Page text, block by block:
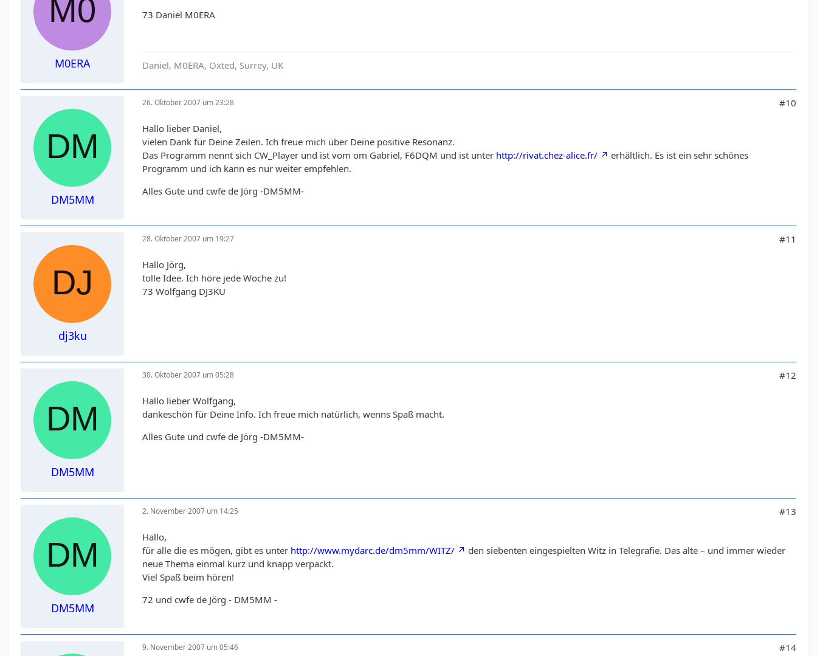
M0ERA
73 Daniel M0ERA
Daniel, M0ERA, Oxted, Surrey, UK
DM5MM
26. Oktober 2007 um 23:28 #10
Hallo lieber Daniel,
vielen Dank für Deine Zeilen. Ich freue mich über Deine positive Resonanz.
Das Programm nennt sich CW_Player und ist vom om Gabriel, F6DQM und ist unter http://rivat.chez-alice.fr/
erhältlich. Es ist ein sehr schönes
Programm und ich kann es nur weiter empfehlen.
Alles Gute und cwfe de Jörg -DM5MM-
dj3ku
28. Oktober 2007 um 19:27 #11
Hallo Jörg,
tolle Idee. Ich höre jede Woche zu!
73 Wolfgang DJ3KU
DM5MM
30. Oktober 2007 um 05:28 #12
Hallo lieber Wolfgang,
dankeschön für Deine Info. Ich freue mich natürlich, wenns Spaß macht.
Alles Gute und cwfe de Jörg -DM5MM-
DM5MM
2. November 2007 um 14:25 #13
Hallo,
für alle die es mögen, gibt es unter http://www.mydarc.de/dm5mm/WITZ/
den siebenten eingespielten Witz in Telegrafie. Das alte – und immer wieder
neue Thema einmal kurz und knapp verpackt.
Viel Spaß beim hören!
72 und cwfe de Jörg - DM5MM -
9. November 2007 um 05:46 #14